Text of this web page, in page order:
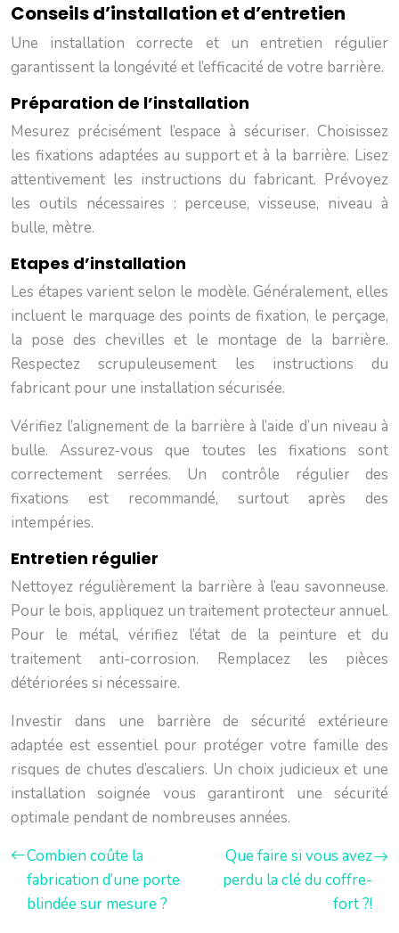
Conseils d’installation et d’entretien
Une installation correcte et un entretien régulier
garantissent la longévité et l’efficacité de votre barrière.
Préparation de l’installation
Mesurez précisément l’espace à sécuriser. Choisissez
les fixations adaptées au support et à la barrière. Lisez
attentivement les instructions du fabricant. Prévoyez
les outils nécessaires : perceuse, visseuse, niveau à
bulle, mètre.
Etapes d’installation
Les étapes varient selon le modèle. Généralement, elles
incluent le marquage des points de fixation, le perçage,
la pose des chevilles et le montage de la barrière.
Respectez scrupuleusement les instructions du
fabricant pour une installation sécurisée.
Vérifiez l’alignement de la barrière à l’aide d’un niveau à
bulle. Assurez-vous que toutes les fixations sont
correctement serrées. Un contrôle régulier des
fixations est recommandé, surtout après des
intempéries.
Entretien régulier
Nettoyez régulièrement la barrière à l’eau savonneuse.
Pour le bois, appliquez un traitement protecteur annuel.
Pour le métal, vérifiez l’état de la peinture et du
traitement anti-corrosion. Remplacez les pièces
détériorées si nécessaire.
Investir dans une barrière de sécurité extérieure
adaptée est essentiel pour protéger votre famille des
risques de chutes d’escaliers. Un choix judicieux et une
installation soignée vous garantiront une sécurité
optimale pendant de nombreuses années.
Combien coûte la
fabrication d’une porte
blindée sur mesure ?
Que faire si vous avez
perdu la clé du coffre-
fort ?!